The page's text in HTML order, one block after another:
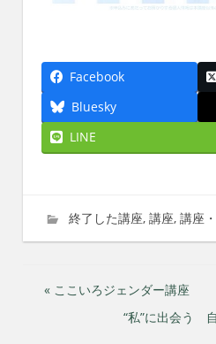
Facebook
Bluesky
LINE
2022年5月13日
imati
終了した講座, 講座, 講座
投
« ここいろジェンダー講座
“私”に出会う